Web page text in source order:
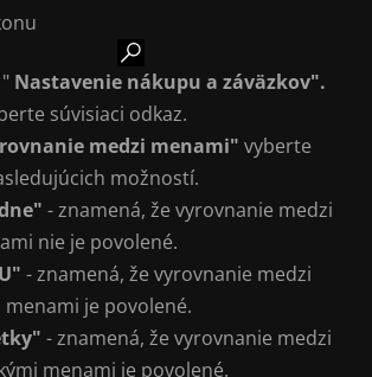
Nastavenie nákupu a záväzkov".
súvisiaci odkaz.
medzi menami" vyberte
možností.
- znamená, že vyrovnanie medzi
nie je povolené.
- znamená, že vyrovnanie medzi
menami je povolené.
- znamená, že vyrovnanie medzi
menami je povolené.